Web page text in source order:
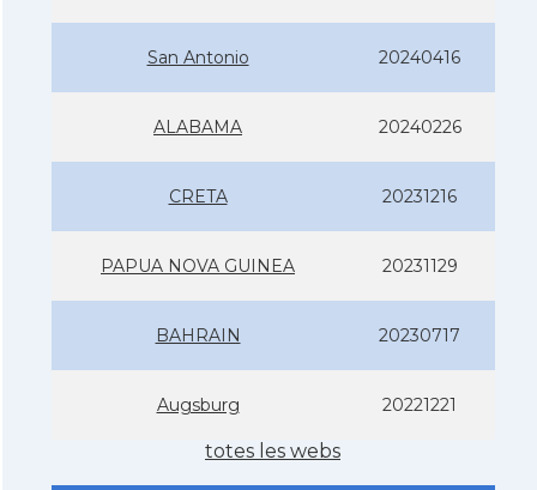
San Antonio 20240416
ALABAMA 20240226
CRETA 20231216
PAPUA NOVA GUINEA 20231129
BAHRAIN 20230717
Augsburg 20221221
totes les webs